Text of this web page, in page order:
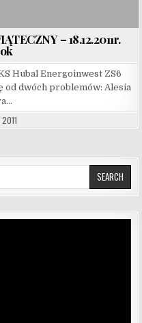
– 18.12.2011r.
Hubal Energoinwest ZS6
od dwóch problemów: Alesia